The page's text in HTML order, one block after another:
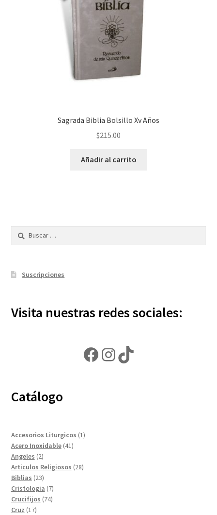
Sagrada Biblia Bolsillo Xv Años
$215.00
Añadir al carrito
Buscar:
Suscripciones
Visita nuestras redes sociales:
Facebook
Instagram
TikTok
Catálogo
Accesorios Liturgicos 11
Acero Inoxidable 4141
Angeles 22
productos
Articulos Religiosos 2828
Biblias 2323
productos
Cristologia 77
productos
Crucifijos 7474
Cruz 1717